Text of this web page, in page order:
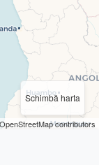
Schimbă harta
contributors